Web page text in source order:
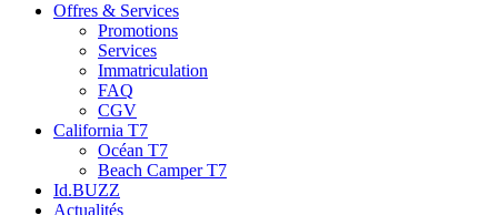
Offres & Services
Promotions
Services
Immatriculation
FAQ
CGV
California T7
Océan T7
Beach Camper T7
Id.BUZZ
Actualités